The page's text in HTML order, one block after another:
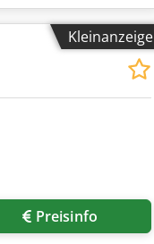
Kleinanzeige
Preisinfo